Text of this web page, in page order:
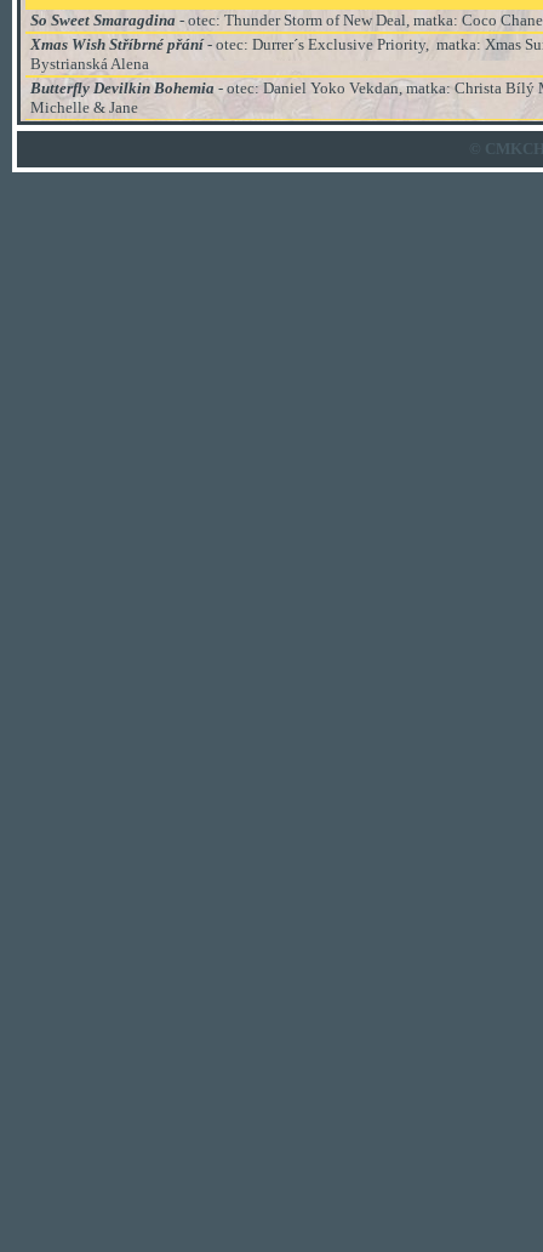
So Sweet Smaragdina - otec: Thunder Storm of New Deal, matka: Coco
Xmas Wish Stříbrné přání - otec: Durrer´s Exclusive Priority, matka: Xmas
Bystrianská Alena
Butterfly Devilkin Bohemia - otec: Daniel Yoko Vekdan, matka: Christa
Michelle & Jane
©